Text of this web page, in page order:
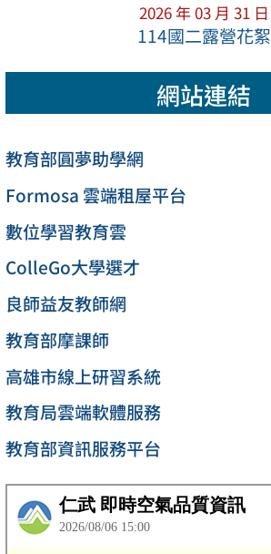
2026 年 03 月 31 日
114國二露營花絮
網站連結
教育部圓夢助學網
Formosa 雲端租屋平台
數位學習教育雲
ColleGo大學選才
良師益友教師網
教育部摩課師
高雄市線上研習系統
教育局雲端軟體服務
教育部資訊服務平台